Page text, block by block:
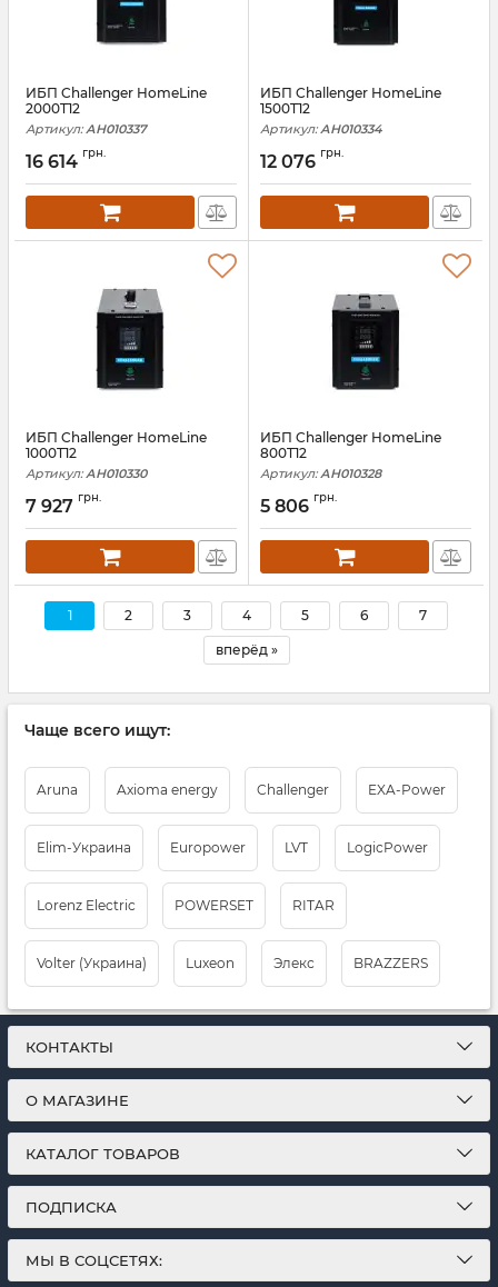
ИБП Challenger HomeLine
2000T12
Артикул: АН010337
16 614 грн.
ИБП Challenger HomeLine
1500T12
Артикул: АН010334
12 076 грн.
ИБП Challenger HomeLine
1000T12
Артикул: АН010330
7 927 грн.
ИБП Challenger HomeLine
800T12
Артикул: АН010328
5 806 грн.
1 2 3 4 5 6 7
вперёд »
Чаще всего ищут:
Aruna Axioma energy Challenger EXA-Power
Elim-Украина Europower LVT LogicPower
Lorenz Electric POWERSET RITAR
Volter (Украина) Luxeon Элекс BRAZZERS
КОНТАКТЫ
О МАГАЗИНЕ
КАТАЛОГ ТОВАРОВ
ПОДПИСКА
МЫ В СОЦСЕТЯХ: